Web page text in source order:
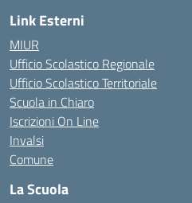
Link Esterni
MIUR
Ufficio Scolastico Regionale
Ufficio Scolastico Territoriale
Scuola in Chiaro
Iscrizioni On Line
Invalsi
Comune
La Scuola